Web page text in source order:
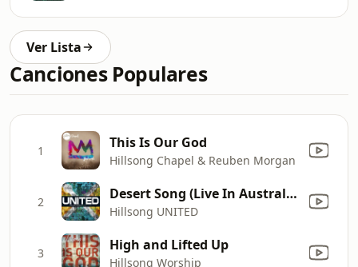
Ver Lista
Canciones Populares
1 This Is Our God
Hillsong Chapel & Reuben Morgan
2 Desert Song (Live In Australia, 2009)
Hillsong UNITED
3 High and Lifted Up
Hillsong Worship